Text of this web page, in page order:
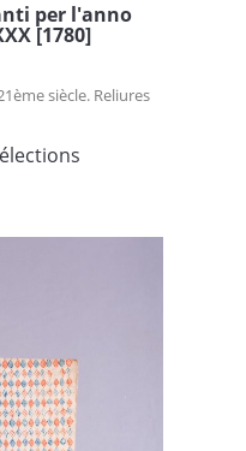
per l'anno
[1780]
siècle. Reliures